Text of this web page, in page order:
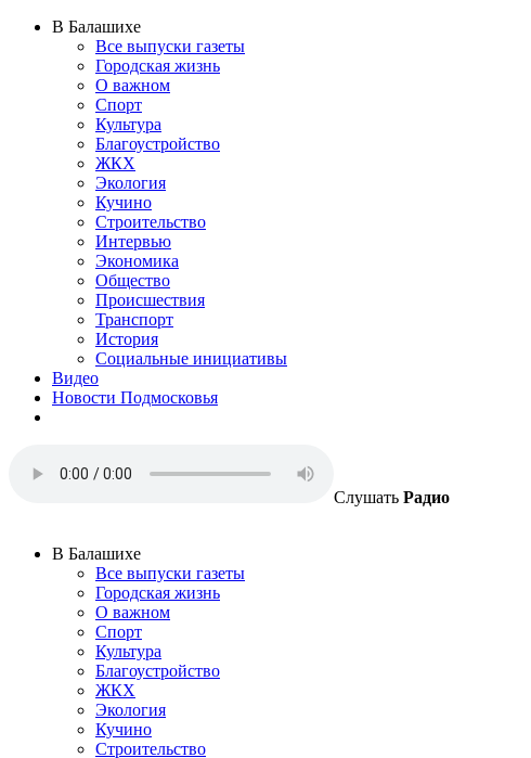
В Балашихе
Все выпуски газеты
Городская жизнь
О важном
Спорт
Культура
Благоустройство
ЖКХ
Экология
Кучино
Строительство
Интервью
Экономика
Общество
Происшествия
Транспорт
История
Социальные инициативы
Видео
Новости Подмосковья
Слушать Радио
В Балашихе
Все выпуски газеты
Городская жизнь
О важном
Спорт
Культура
Благоустройство
ЖКХ
Экология
Кучино
Строительство